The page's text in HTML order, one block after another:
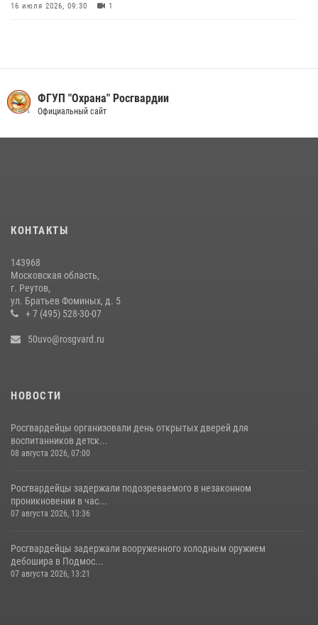
16 июля 2026, 09:30 1
13 июля 2026, 14:14 1
Росгвардейцы задержали рецидивиста, подозреваемого в краже на
крупную сумму в Подмосковье
14 июля 2026, 14:41
ФГУП "Охрана" Росгвардии
Официальный сайт
КОНТАКТЫ
143968
Московская область,
г. Реутов,
ул. Братьев Фоминых, д. 5
+ 7 (495) 528-30-07
50uvo@rosgvard.ru
НОВОСТИ
Росгвардейцы организовали день открытых дверей для
воспитанников детск...
08 августа 2026, 07:00
Росгвардейцы задержали подозреваемого в незаконном
проникновении в час...
07 августа 2026, 13:36
Росгвардейцы задержали вооруженного холодным оружием
дебошира в Подмос...
07 августа 2026, 13:21